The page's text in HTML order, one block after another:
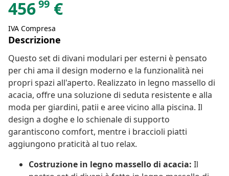
45699 €
IVA Compresa
Descrizione
Questo set di divani modulari per esterni è pensato
per chi ama il design moderno e la funzionalità nei
propri spazi all'aperto. Realizzato in legno massello di
acacia, offre una soluzione di seduta resistente e alla
moda per giardini, patii e aree vicino alla piscina. Il
design a doghe e lo schienale di supporto
garantiscono comfort, mentre i braccioli piatti
aggiungono praticità al tuo relax.
Costruzione in legno massello di acacia: Il